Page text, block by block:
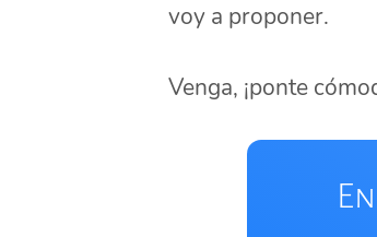
voy a proponer.
Venga, ¡ponte